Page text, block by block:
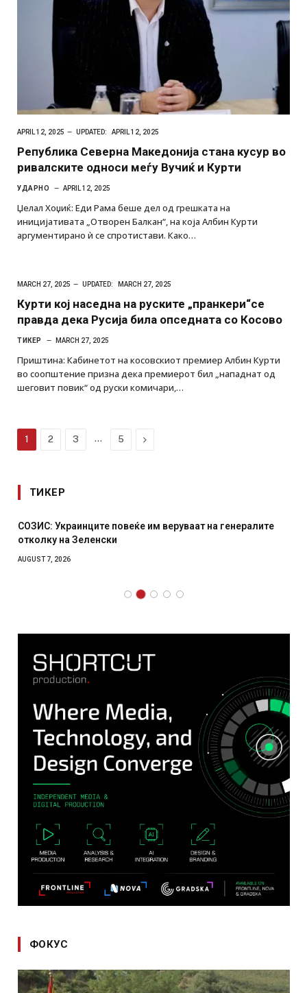
APRIL 12, 2025 UPDATED: APRIL 12, 2025
Република Северна Македонија стана кусур во
ривалските односи меѓу Вучиќ и Курти
УДАРНО APRIL 12, 2025
Џелал Хоџиќ: Еди Рама беше дел од грешката на
иницијативата „Отворен Балкан“, на која Албин Курти
аргументирано ѝ се спротистави. Како…
MARCH 27, 2025 UPDATED: MARCH 27, 2025
Курти кој наседна на руските „пранкери“се
правда дека Русија била опседната со Косово
ТИКЕР MARCH 27, 2025
Приштина: Кабинетот на косовскиот премиер Албин Курти
во соопштение призна дека премиерот бил „нападнат од
шеговит повик“ од руски комичари,…
1 2 3 … 5 Next
ТИКЕР
СОЗИС: Украинците повеќе им веруваат на генералите
отколку на Зеленски
AUGUST 7, 2026
ФОКУС